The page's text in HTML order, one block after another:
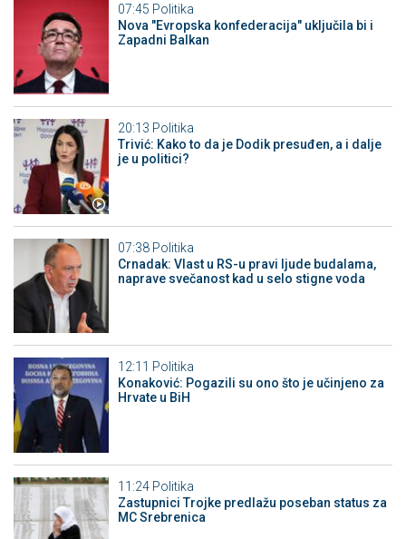
07:45 Politika
Nova "Evropska konfederacija" uključila bi i
Zapadni Balkan
20:13 Politika
Trivić: Kako to da je Dodik presuđen, a i dalje
je u politici?
07:38 Politika
Crnadak: Vlast u RS-u pravi ljude budalama,
naprave svečanost kad u selo stigne voda
12:11 Politika
Konaković: Pogazili su ono što je učinjeno za
Hrvate u BiH
11:24 Politika
Zastupnici Trojke predlažu poseban status za
MC Srebrenica